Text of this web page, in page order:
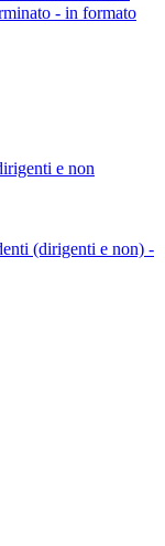
- in formato
e non
(dirigenti e non) -